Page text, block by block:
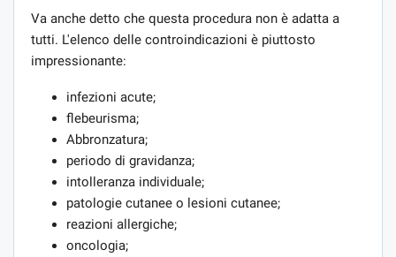
Va anche detto che questa procedura non è adatta a
tutti. L'elenco delle controindicazioni è piuttosto
impressionante:
infezioni acute;
flebeurisma;
Abbronzatura;
periodo di gravidanza;
intolleranza individuale;
patologie cutanee o lesioni cutanee;
reazioni allergiche;
oncologia;